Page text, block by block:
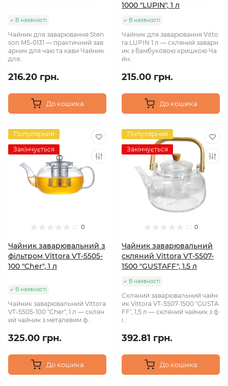
В наявності
Чайник для заварювання Sten
son MS-0131 — практичний зав
арник для чаю та кави Чайник
для..
216.20 грн.
До кошика
1000 "LUPIN", 1 л
В наявності
Чайник для заварювання Vitto
ra LUPIN 1 л — скляний заварн
ик з бамбуковою кришкою Ча
йн..
215.00 грн.
До кошика
Популярний
Закінчується
0
Чайник заварювальний з
фільтром Vittora VT-5505-
100 "Cher", 1 л
В наявності
Чайник заварювальний Vittora
VT-5505-100 "Cher", 1 л — склян
ий чайник з металевим ф..
325.00 грн.
До кошика
Популярний
Закінчується
0
Чайник заварювальний
скляний Vittora VT-5507-
1500 "GUSTAFF", 1.5 л
В наявності
Скляний заварювальний чайн
ик Vittora VT-5507-1500 "GUSTA
FF", 1,5 л — скляний чайник з ф
і..
392.81 грн.
До кошика